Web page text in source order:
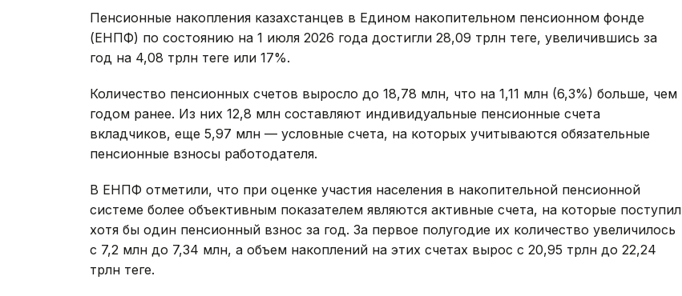
Пенсионные накопления казахстанцев в Едином накопительном пенсионном фонде
(ЕНПФ) по состоянию на 1 июля 2026 года достигли 28,09 трлн теңге, увеличившись за
год на 4,08 трлн теңге или 17%.
Количество пенсионных счетов выросло до 18,78 млн, что на 1,11 млн (6,3%) больше, чем
годом ранее. Из них 12,8 млн составляют индивидуальные пенсионные счета
вкладчиков, еще 5,97 млн — условные счета, на которых учитываются обязательные
пенсионные взносы работодателя.
В ЕНПФ отметили, что при оценке участия населения в накопительной пенсионной
системе более объективным показателем являются активные счета, на которые поступил
хотя бы один пенсионный взнос за год. За первое полугодие их количество увеличилось
с 7,2 млн до 7,34 млн, а объем накоплений на этих счетах вырос с 20,95 трлн до 22,24
трлн теңге.